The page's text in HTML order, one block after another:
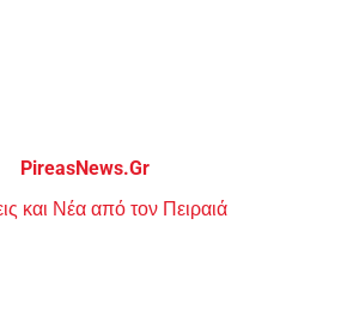
PireasNews.Gr
και Νέα από τον Πειραιά